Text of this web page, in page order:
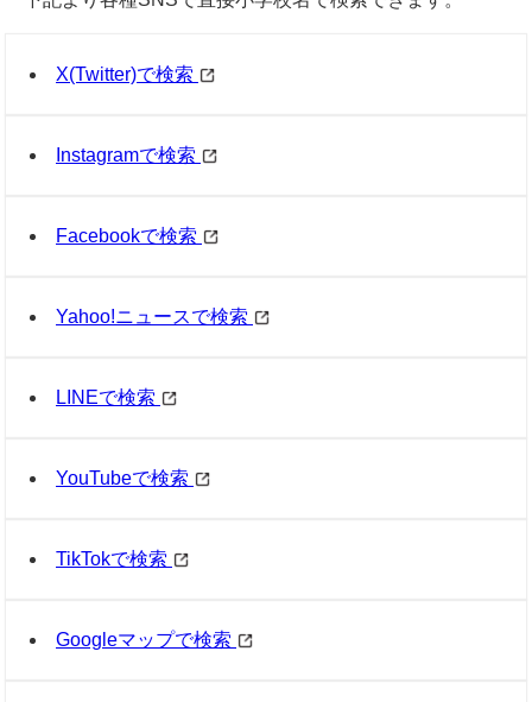
X(Twitter)で検索
Instagramで検索
Facebookで検索
Yahoo!ニュースで検索
LINEで検索
YouTubeで検索
TikTokで検索
Googleマップで検索